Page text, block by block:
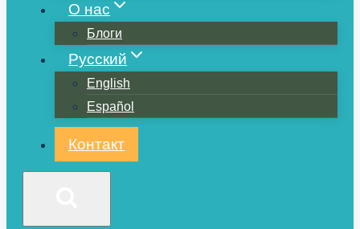
О нас
Блоги
Русский
English
Español
Контакт